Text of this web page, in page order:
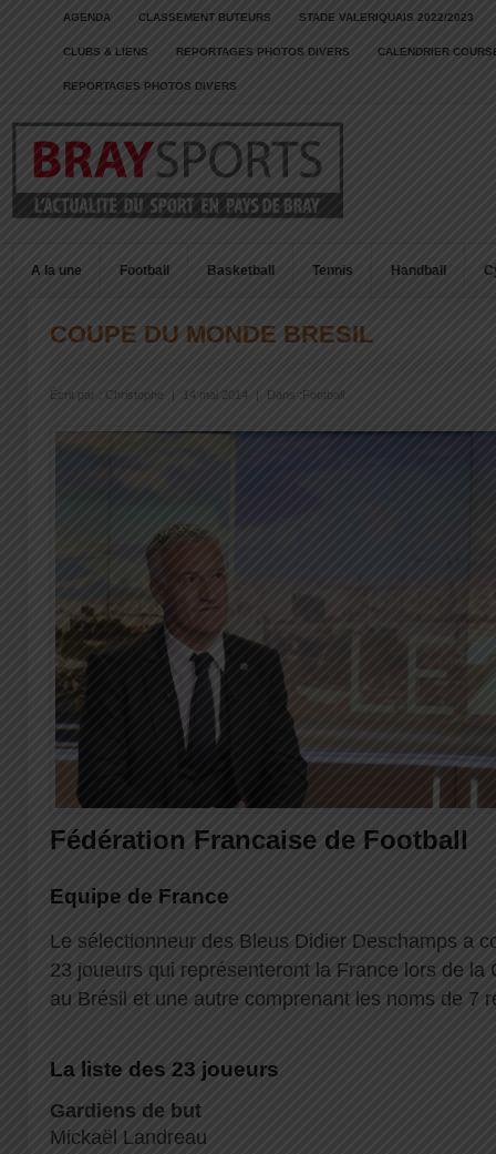
AGENDA CLASSEMENT BUTEURS STADE VALERIQUAIS 2022/2023
CLUBS & LIENS REPORTAGES PHOTOS DIVERS CALENDRIER
REPORTAGES PHOTOS DIVERS
A la une Football Basketball Tennis Handball
COUPE DU MONDE BRESIL
Écrit par : Christophe 14 mai 2014 Dans : Football
Fédération Francaise de Football
Equipe de France
Le sélectionneur des Bleus Didier Deschamps a
23 joueurs qui représenteront la France lors de la
au Brésil et une autre comprenant les noms de 7
La liste des 23 joueurs
Gardiens de but
Mickaël Landreau